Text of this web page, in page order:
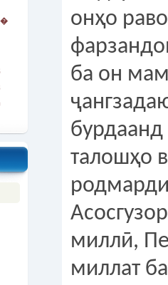
онҳо
ба он
бурдаанд
талошҳо
миллӣ,
миллат